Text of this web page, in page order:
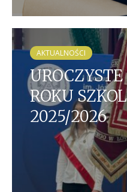
AKTUALNOŚCI
ROKU
2025/2026